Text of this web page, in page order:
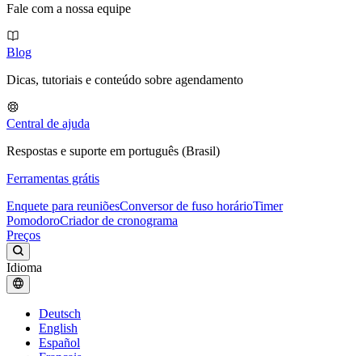
Fale com a nossa equipe
Blog
Dicas, tutoriais e conteúdo sobre agendamento
Central de ajuda
Respostas e suporte em português (Brasil)
Ferramentas grátis
Enquete para reuniõesConversor de fuso horárioTimer
PomodoroCriador de cronograma
Preços
Idioma
Deutsch
English
Español